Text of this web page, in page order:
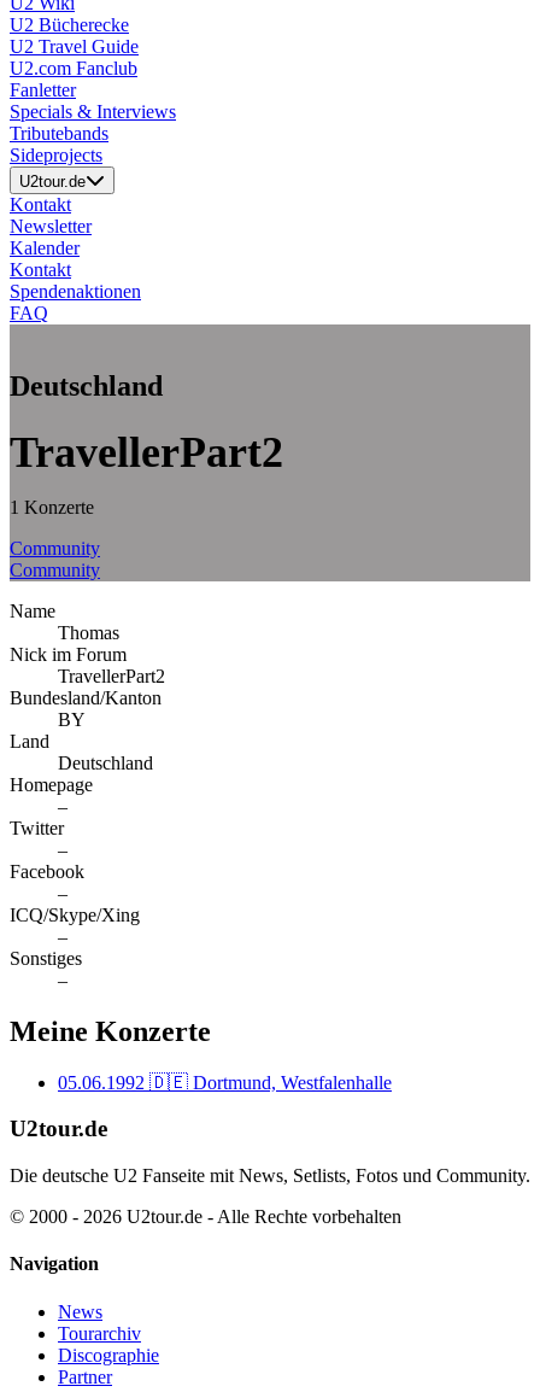
U2 Bücherecke
U2 Travel Guide
U2.com Fanclub
Fanletter
Specials & Interviews
Tributebands
Sideprojects
U2tour.de
Kontakt
Newsletter
Kalender
Kontakt
Spendenaktionen
FAQ
Deutschland
TravellerPart2
1 Konzerte
Community
Community
Name
Thomas
Nick im Forum
TravellerPart2
Bundesland/Kanton
BY
Land
Deutschland
Homepage
–
Twitter
–
Facebook
–
ICQ/Skype/Xing
–
Sonstiges
–
Meine Konzerte
05.06.1992 🇩🇪 Dortmund, Westfalenhalle
U2tour.de
Die deutsche U2 Fanseite mit News, Setlists, Fotos und Community.
© 2000 - 2026 U2tour.de - Alle Rechte vorbehalten
Navigation
News
Tourarchiv
Discographie
Partner